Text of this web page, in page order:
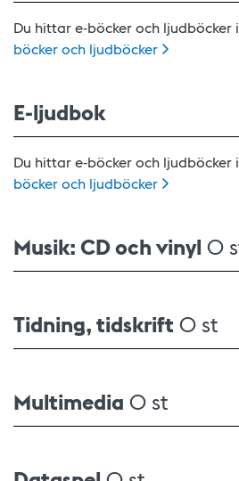
Du hittar e-böcker och ljudböcker
böcker och ljudböcker
E-ljudbok
Du hittar e-böcker och ljudböcker
böcker och ljudböcker
Musik: CD och vinyl 0
Tidning, tidskrift 0 st
Multimedia 0 st